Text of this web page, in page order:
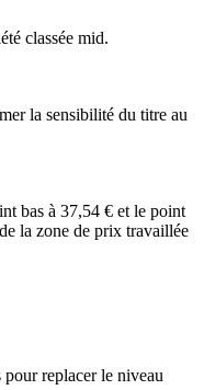
classée mid.
la sensibilité du titre au
bas à 37,54 € et le point
la zone de prix travaillée
replacer le niveau